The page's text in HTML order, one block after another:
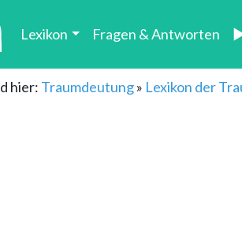
Lexikon Fragen & Antworten
hier: Traumdeutung» Lexikon der